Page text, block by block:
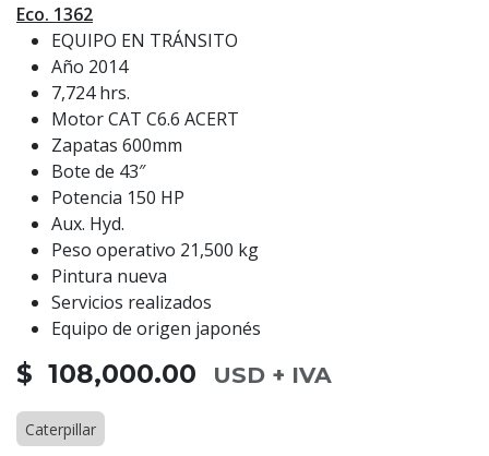
Eco. 1362
EQUIPO EN TRÁNSITO
Año 2014
7,724 hrs.
Motor CAT C6.6 ACERT
Zapatas 600mm
Bote de 43″
Potencia 150 HP
Aux. Hyd.
Peso operativo 21,500 kg
Pintura nueva
Servicios realizados
Equipo de origen japonés
$ 108,000.00 USD + IVA
Caterpillar